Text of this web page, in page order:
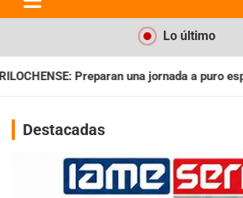
Lo último
a puro espectáculo AKPS: Intervino la
Destacadas